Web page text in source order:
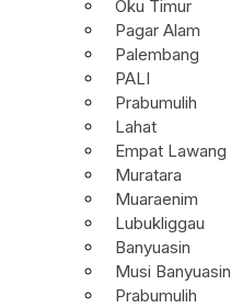
Oku Timur
Pagar Alam
Palembang
PALI
Prabumulih
Lahat
Empat Lawang
Muratara
Muaraenim
Lubukliggau
Banyuasin
Musi Banyuasin
Prabumulih